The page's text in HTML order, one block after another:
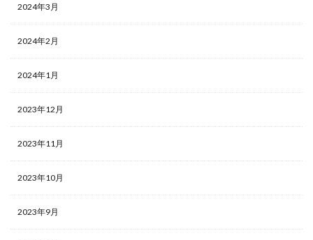
2024年3月
2024年2月
2024年1月
2023年12月
2023年11月
2023年10月
2023年9月